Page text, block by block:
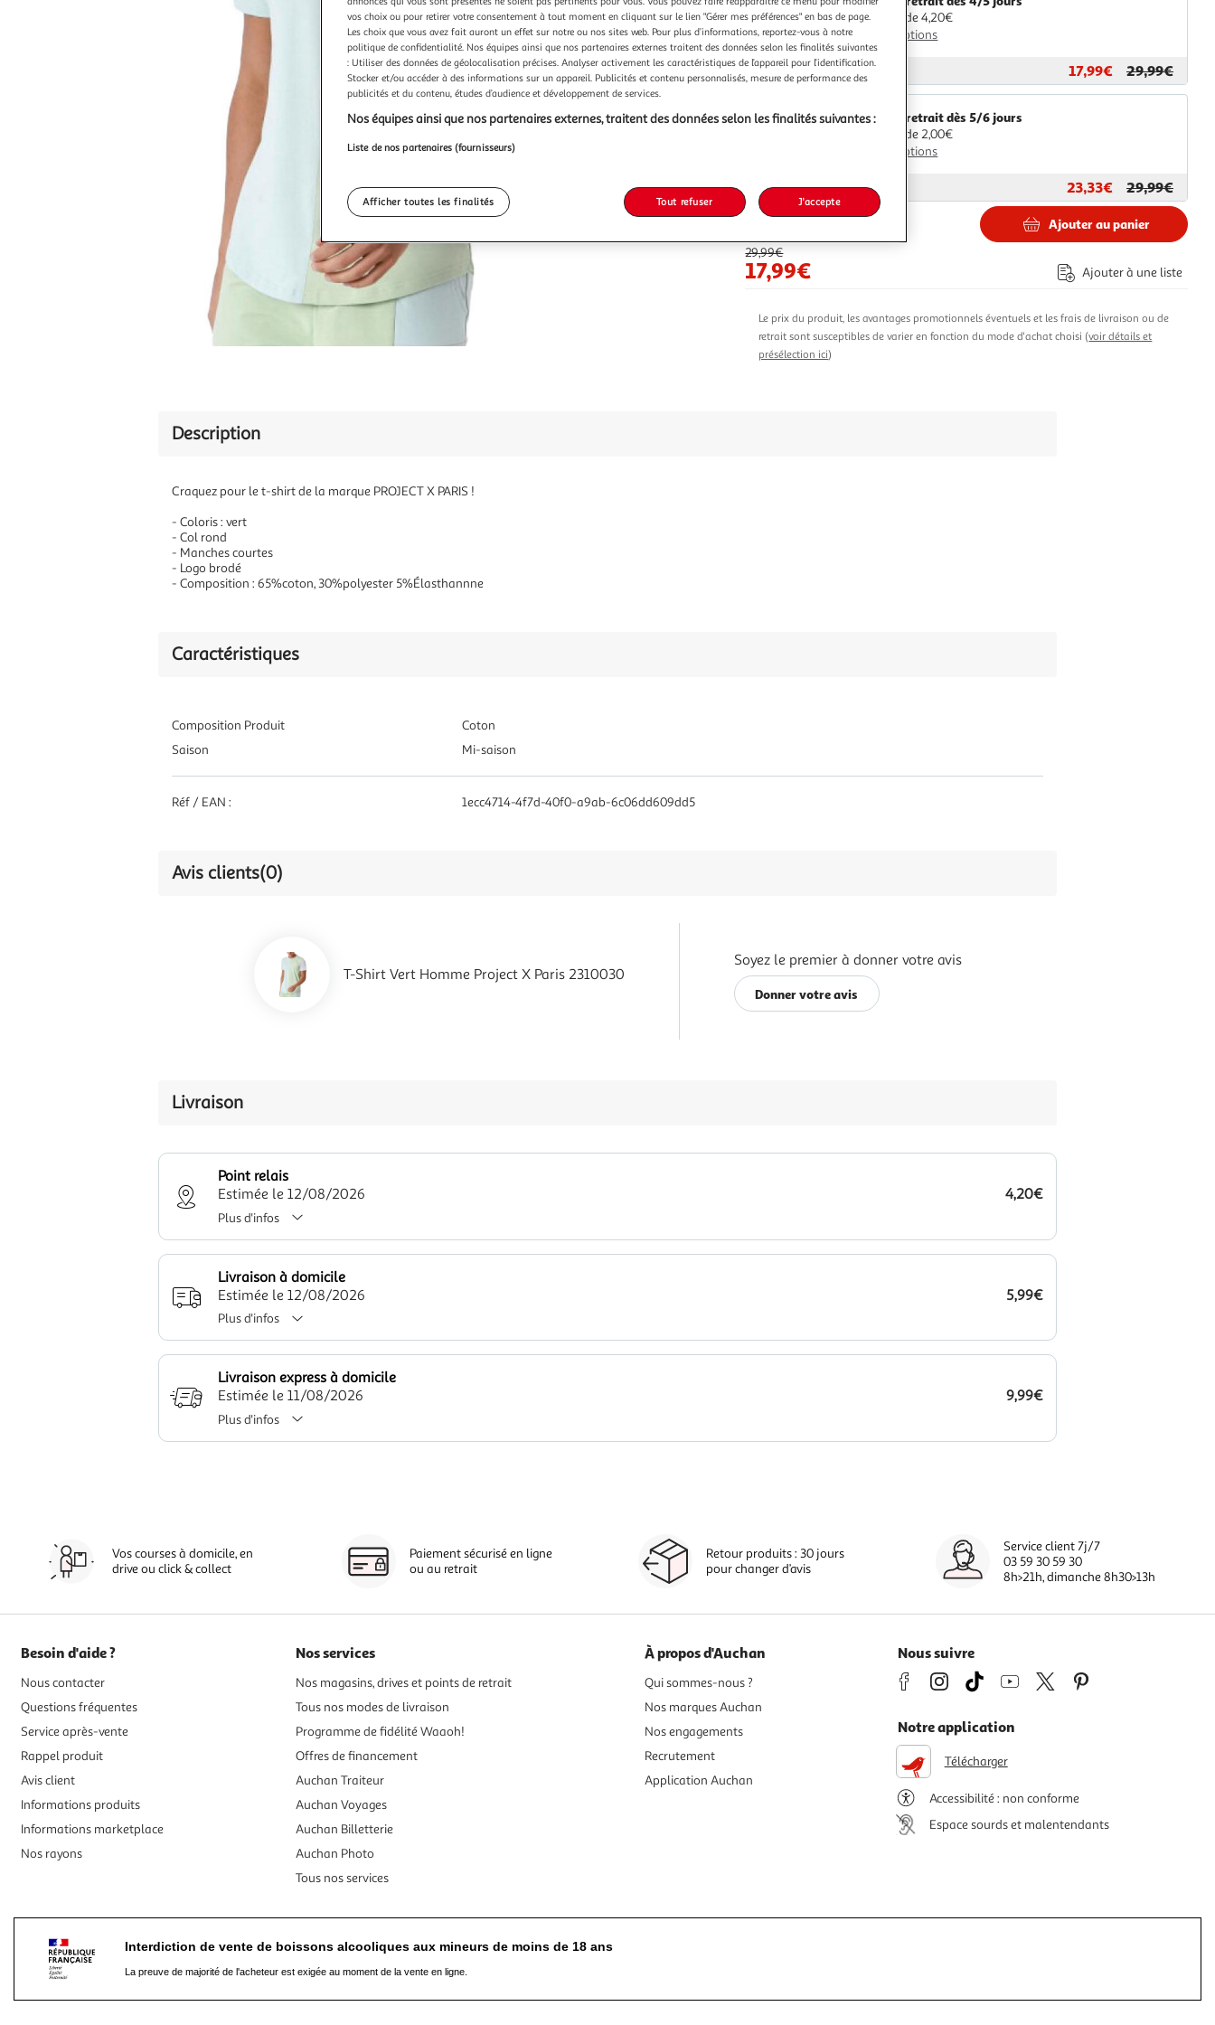
A partir de 4,20€
Plus d'options
Vendu parEspace sport 17,99€ 29,99€
Livr. ou retrait dès 5/6 jours
A partir de 2,00€
Plus d'options
Vendu parMultishop 23,33€
29,99€
29,99€
17,99€
Ajouter au panier
Ajouter à une liste
Le prix du produit, les avantages promotionnels éventuels et les frais de livraison ou de
retrait sont susceptibles de varier en fonction du mode d'achat choisi (voir détails et
présélection ici)
Description
Craquez pour le t-shirt de la marque PROJECT X PARIS !
- Coloris : vert
- Col rond
- Manches courtes
- Logo brodé
- Composition : 65%coton, 30%polyester 5%Élasthannne
Caractéristiques
Composition Produit
Coton
Saison
Mi-saison
Réf / EAN : 1ecc4714-4f7d-40f0-a9ab-6c06dd609dd5
Avis clients(0)
T-Shirt Vert Homme Project X Paris 2310030
Soyez le premier à donner votre avis
Donner votre avis
Livraison
Point relais
Estimée le 12/08/2026
4,20€
Plus d'infos
Livraison à domicile
Estimée le 12/08/2026
5,99€
Plus d'infos
Livraison express à domicile
Estimée le 11/08/2026
9,99€
Plus d'infos
Vos courses à domicile, en
drive ou click & collect
Paiement sécurisé en ligne
ou au retrait
Retour produits : 30 jours
pour changer d’avis
Service client 7j/7
03 59 30 59 30
8h>21h, dimanche 8h30>13h
Besoin d'aide ?
Nous contacter
Questions fréquentes
Service après-vente
Rappel produit
Avis client
Informations produits
Informations marketplace
Nos rayons
Nos services
Nos magasins, drives et points de retrait
Tous nos modes de livraison
Programme de fidélité Waaoh!
Offres de financement
Auchan Traiteur
Auchan Voyages
Auchan Billetterie
Auchan Photo
Tous nos services
À propos d'Auchan
Qui sommes-nous ?
Nos marques Auchan
Nos engagements
Recrutement
Application Auchan
Nous suivre
Notre application
Télécharger
Accessibilité : non conforme
Espace sourds et malentendants
Interdiction de vente de boissons alcooliques aux mineurs de moins de 18 ans
La preuve de majorité de l'acheteur est exigée au moment de la vente en ligne.
vos choix ou pour retirer votre consentement à tout moment en cliquant sur le lien "Gérer mes préférences" en bas de page.
Les choix que vous avez fait auront un effet sur notre ou nos sites web. Pour plus d’informations, reportez-vous à notre
politique de confidentialité. Nos équipes ainsi que nos partenaires externes traitent des données selon les finalités suivantes
: Utiliser des données de géolocalisation précises. Analyser activement les caractéristiques de l’appareil pour l’identification.
Stocker et/ou accéder à des informations sur un appareil. Publicités et contenu personnalisés, mesure de performance des
publicités et du contenu, études d’audience et développement de services.
Nos équipes ainsi que nos partenaires externes, traitent des données selon les finalités suivantes :
Liste de nos partenaires (fournisseurs)
Afficher toutes les finalités Tout refuser J'accepte